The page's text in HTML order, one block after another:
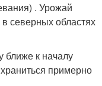
. Урожай
северных областях
ближе к началу
примерно